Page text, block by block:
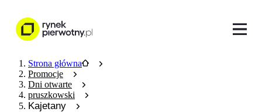
Strona główna
Promocje
Dni otwarte
pruszkowski
Kajetany